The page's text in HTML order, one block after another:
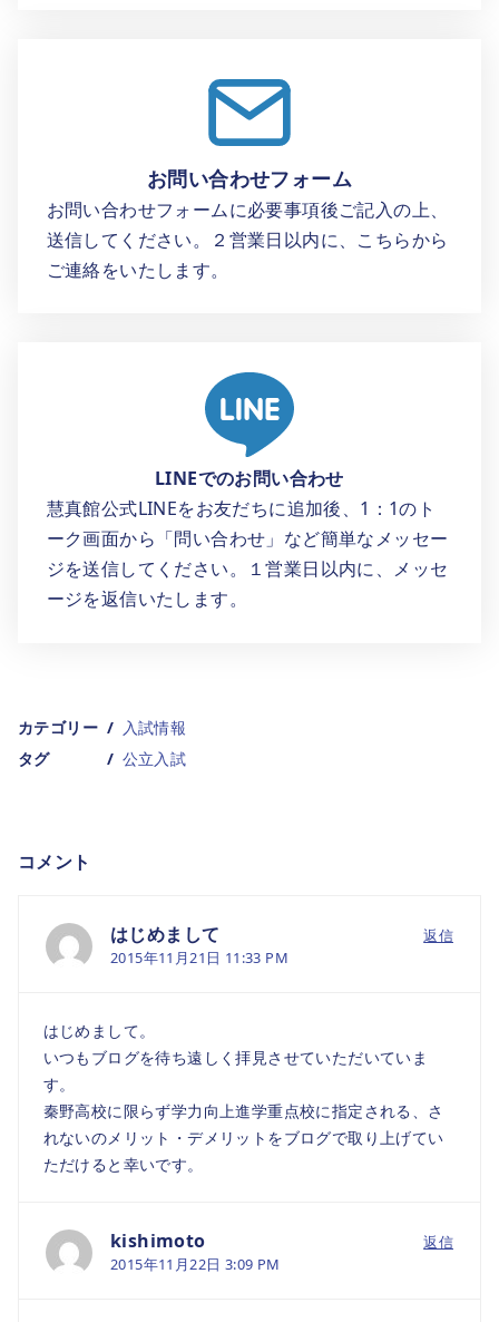
お問い合わせフォーム
お問い合わせフォームに必要事項後ご記入の上、
送信してください。２営業日以内に、こちらから
ご連絡をいたします。
LINEでのお問い合わせ
慧真館公式LINEをお友だちに追加後、1：1のト
ーク画面から「問い合わせ」など簡単なメッセー
ジを送信してください。１営業日以内に、メッセ
ージを返信いたします。
カテゴリー
入試情報
タグ
公立入試
コメント
はじめまして
2015年11月21日 11:33 PM
返信
はじめまして。
いつもブログを待ち遠しく拝見させていただいていま
す。
秦野高校に限らず学力向上進学重点校に指定される、さ
れないのメリット・デメリットをブログで取り上げてい
ただけると幸いです。
kishimoto
2015年11月22日 3:09 PM
返信